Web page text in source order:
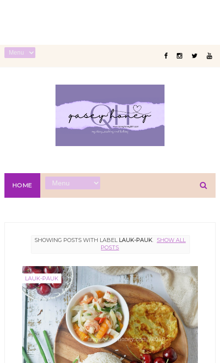
HOME
SHOWING POSTS WITH LABEL LAUK-PAUK. SHOW ALL
POSTS
LAUK-PAUK